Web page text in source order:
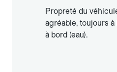
Propreté du
agréable, toujours
à bord (eau).